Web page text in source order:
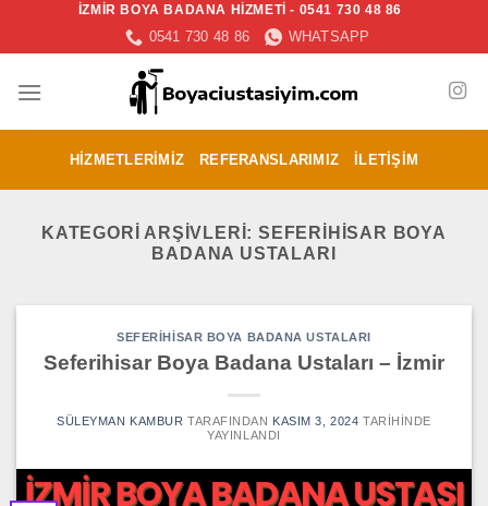
İZMİR BOYA BADANA HİZMETİ - 0541 730 48 86
0541 730 48 86 WHATSAPP
HIZMETLERIMIZ REFERANSLARIMIZ İLETIŞIM
KATEGORI ARŞIVLERI:SEFERIHISAR BOYA
BADANA USTALARI
SEFERIHISAR BOYA BADANA USTALARI
Seferihisar Boya Badana Ustaları – İzmir
SÜLEYMAN KAMBUR TARAFINDAN KASIM 3, 2024 TARIHINDE
YAYINLANDI